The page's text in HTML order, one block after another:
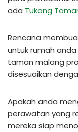
ada Tukang
Rencana
untuk rumah
taman malang
disesuaikan
Apakah anda
perawatan yang
mereka siap